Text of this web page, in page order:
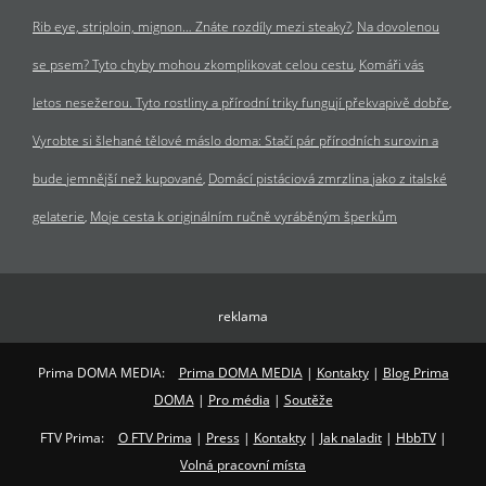
Rib eye, striploin, mignon… Znáte rozdíly mezi steaky? Na dovolenou
se psem? Tyto chyby mohou zkomplikovat celou cestu Komáři vás
letos nesežerou. Tyto rostliny a přírodní triky fungují překvapivě dobře
Vyrobte si šlehané tělové máslo doma: Stačí pár přírodních surovin a
bude jemnější než kupované Domácí pistáciová zmrzlina jako z italské
gelaterie Moje cesta k originálním ručně vyráběným šperkům
reklama
Prima DOMA MEDIA: Prima DOMA MEDIA| Kontakty| Blog Prima
DOMA| Pro média | Soutěže
FTV Prima: O FTV Prima | Press| Kontakty| Jak naladit| HbbTV|
Volná pracovní místa